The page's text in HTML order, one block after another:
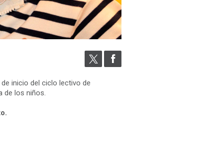
inicio del ciclo lectivo de
de los niños.